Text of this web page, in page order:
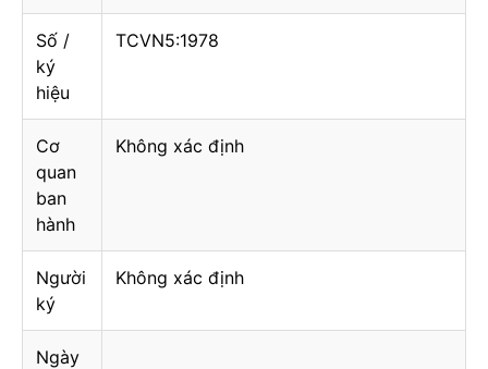
Số /
ký
hiệu
TCVN5:1978
Cơ
quan
ban
hành
Không xác định
Người
ký
Không xác định
Ngày